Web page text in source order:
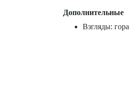
Дополнительные
Взгляды: гора